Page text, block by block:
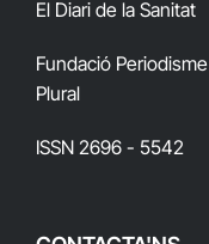
El Diari de la Sanitat
Fundació Periodisme
Plural
ISSN 2696 - 5542